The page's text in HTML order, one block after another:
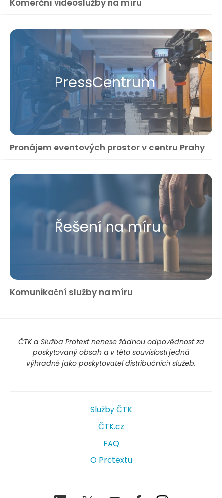
Komerční videoslužby na míru
Press​Centrum
Pronájem eventových prostor v centru Prahy
Řešení na míru
Komunikační služby na míru
ČTK a Služba Protext nenese žádnou odpovědnost za
poskytovaný obsah a v této souvislosti jedná
výhradně jako poskytovatel distribučních služeb.
Služby ČTK
ČTK.cz
FAQ
O Protextu